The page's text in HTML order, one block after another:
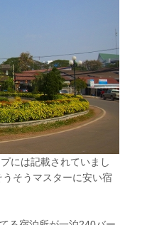
には記載されていまし
そうマスターに安い宿